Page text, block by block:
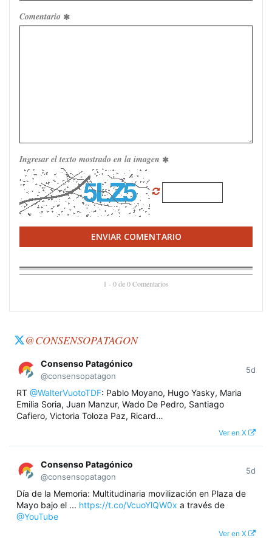
Comentario
Ingresar el texto mostrado en la imagen
ENVIAR COMENTARIO
1 - 0 de 0 Comentarios
@CONSENSOPATAGON
Consenso Patagónico
@consensopatagon
5d
RT @WalterVuotoTDF: Pablo Moyano, Hugo Yasky, Maria
Emilia Soria, Juan Manzur, Wado De Pedro, Santiago
Cafiero, Victoria Toloza Paz, Ricard…
Ver en X
Consenso Patagónico
@consensopatagon
5d
Día de la Memoria: Multitudinaria movilización en Plaza de
Mayo bajo el ... https://t.co/VcuoYlQW0x a través de
@YouTube
Ver en X